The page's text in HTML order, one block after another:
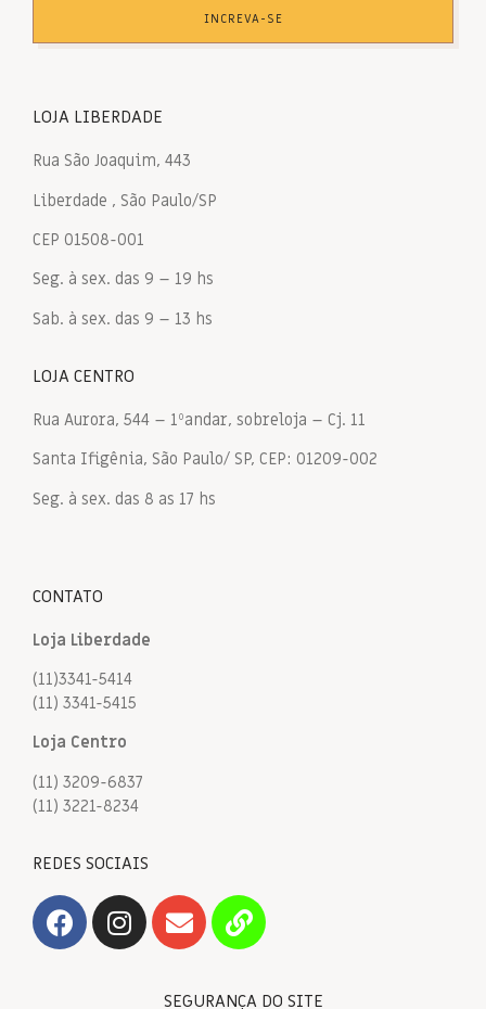
INCREVA-SE
LOJA LIBERDADE
Rua São Joaquim, 443
Liberdade , São Paulo/SP
CEP 01508-001
Seg. à sex. das 9 – 19 hs
Sab. à sex. das 9 – 13 hs
LOJA CENTRO
Rua Aurora, 544 – 1ºandar, sobreloja – Cj. 11
Santa Ifigênia, São Paulo/ SP, CEP: 01209-002
Seg. à sex. das 8 as 17 hs
CONTATO
Loja Liberdade
(11)3341-5414
(11) 3341-5415
Loja Centro
(11) 3209-6837
(11) 3221-8234
REDES SOCIAIS
SEGURANÇA DO SITE